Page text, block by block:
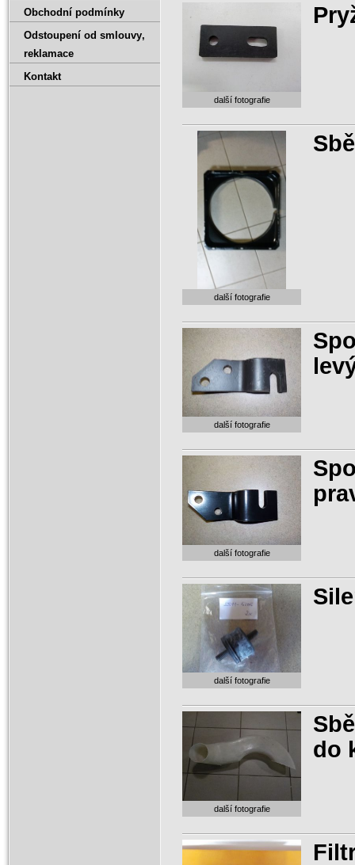
další fotografie
další fotografie
další fotografie
další fotografie
další fotografie
další fotografie
do
Obchodní podmínky
Odstoupení od smlouvy‚
reklamace
Kontakt